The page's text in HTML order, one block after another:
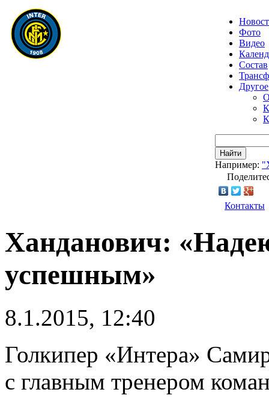
Фото
Видео
Состав
Другое
Найти
Например:
Контакты
Ханданович:
успешным»
8.1.2015, 12:40
Голкипер «Интера»
с главным тренером